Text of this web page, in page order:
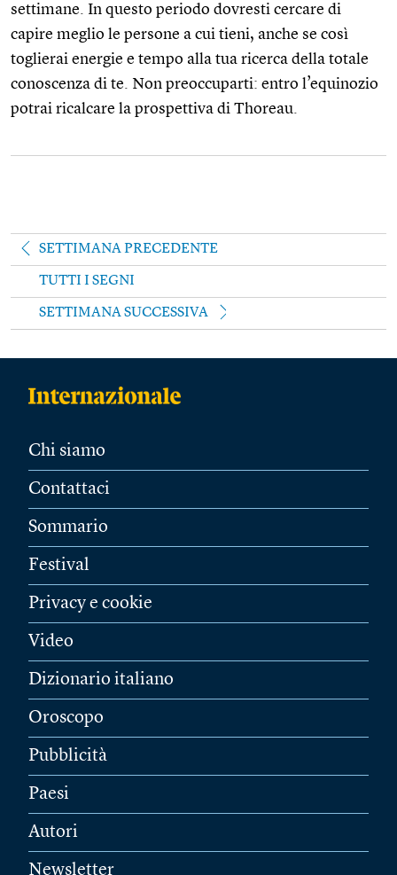
settimane. In questo periodo dovresti cercare di
capire meglio le persone a cui tieni, anche se così
toglierai energie e tempo alla tua ricerca della totale
conoscenza di te. Non preoccuparti: entro l’equinozio
potrai ricalcare la prospettiva di Thoreau.
SETTIMANA PRECEDENTE
TUTTI I SEGNI
SETTIMANA SUCCESSIVA
Chi siamo
Contattaci
Sommario
Festival
Privacy e cookie
Video
Dizionario italiano
Oroscopo
Pubblicità
Paesi
Autori
Newsletter